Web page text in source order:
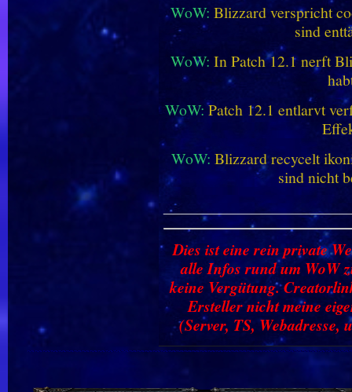
WoW: Blizzard verspricht
sind
WoW: In Patch 12.1 nerft
WoW: Patch 12.1 entlarvt
WoW: Blizzard recycelt
sind nicht
Dies ist eine rein private
alle Infos rund um WoW
keine Vergütung.
Ersteller nicht meine
(Server, TS, Webadresse,